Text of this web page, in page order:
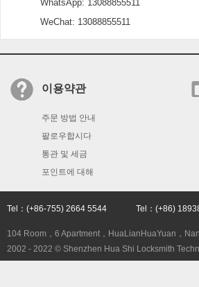
WhatsApp: 13088855511
WeChat: 13088855511
이용약관
주문 방법 안내
팔로우합시다
통관 및 세금
포인트에 대해
Tel：(+86-755) 2664 5544 Tel：(+86)
104 Room，6 Apartment，HuaLianHuaYuan，
2002 - 2022 © Shenzhen Hua Shi Locksmith